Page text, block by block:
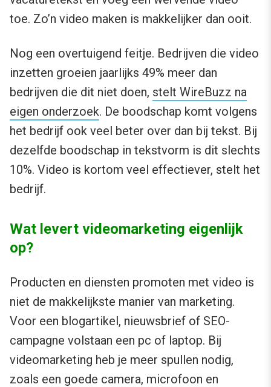
toe. Zo’n video maken is makkelijker dan ooit.
Nog een overtuigend feitje. Bedrijven die video
inzetten groeien jaarlijks 49% meer dan
bedrijven die dit niet doen, stelt WireBuzz na
eigen onderzoek. De boodschap komt volgens
het bedrijf ook veel beter over dan bij tekst. Bij
dezelfde boodschap in tekstvorm is dit slechts
10%. Video is kortom veel effectiever, stelt het
bedrijf.
Wat levert videomarketing eigenlijk
op?
Producten en diensten promoten met video is
niet de makkelijkste manier van marketing.
Voor een blogartikel, nieuwsbrief of SEO-
campagne volstaan een pc of laptop. Bij
videomarketing heb je meer spullen nodig,
zoals een goede camera, microfoon en